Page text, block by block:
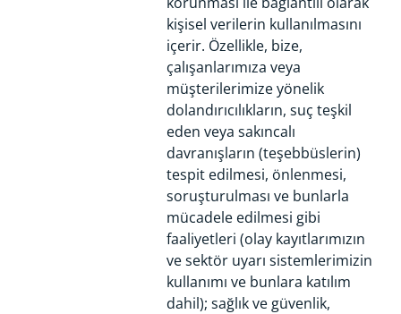
kişisel verilerin kullanılmasını
içerir. Özellikle, bize,
çalışanlarımıza veya
müşterilerimize yönelik
dolandırıcılıkların, suç teşkil
eden veya sakıncalı
davranışların (teşebbüslerin)
tespit edilmesi, önlenmesi,
soruşturulması ve bunlarla
mücadele edilmesi gibi
faaliyetleri (olay kayıtlarımızın
ve sektör uyarı sistemlerimizin
kullanımı ve bunlara katılım
dahil); sağlık ve güvenlik,